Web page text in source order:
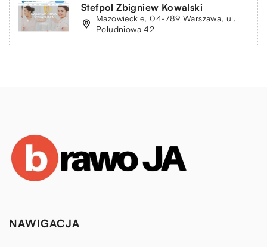
Stefpol Zbigniew Kowalski
Mazowieckie, 04-789 Warszawa, ul.
Południowa 42
NAWIGACJA